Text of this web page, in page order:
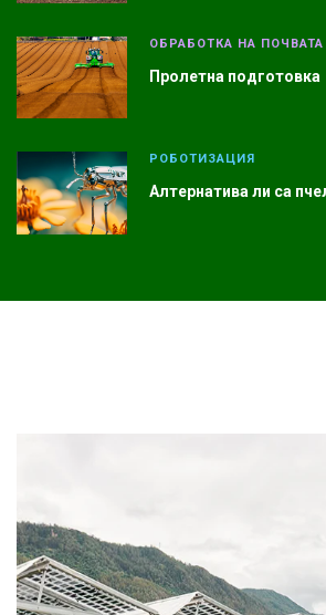
ОБРАБОТКА НА ПОЧВАТА
Пролетна подготовка
РОБОТИЗАЦИЯ
Алтернатива ли са